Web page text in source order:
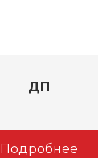
ДП
Подробнее